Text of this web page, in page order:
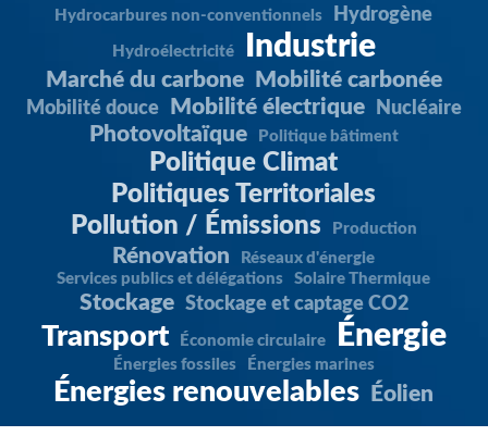
Hydrocarbures non-conventionnels
Hydrogène
Hydroélectricité Industrie
Marché du carbone Mobilité carbonée
Mobilité douce Mobilité électrique Nucléaire
Photovoltaïque Politique bâtiment
Politique Climat
Politiques Territoriales
Pollution / Émissions
Production
Rénovation
Réseaux d'énergie
Services publics et délégations
Solaire Thermique
Stockage Stockage et captage CO2
Transport Économie circulaire Énergie
Énergies fossiles Énergies marines
Énergies renouvelables Éolien